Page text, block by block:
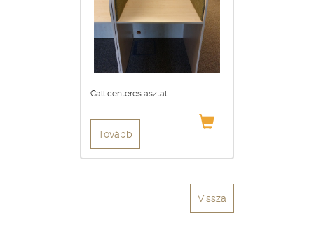
Call centeres asztal
Tovább
Vissza